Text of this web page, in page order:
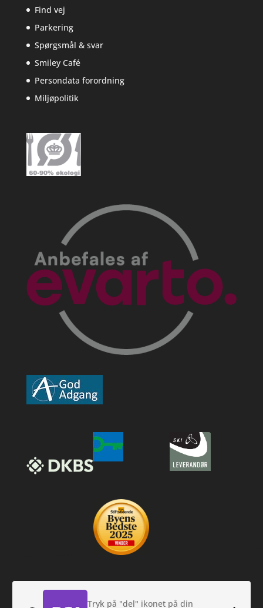
Tryk på "del" ikonet på din
Find vej
Parkering
Spørgsmål & svar
Smiley Café
Persondata forordning
Miljøpolitik